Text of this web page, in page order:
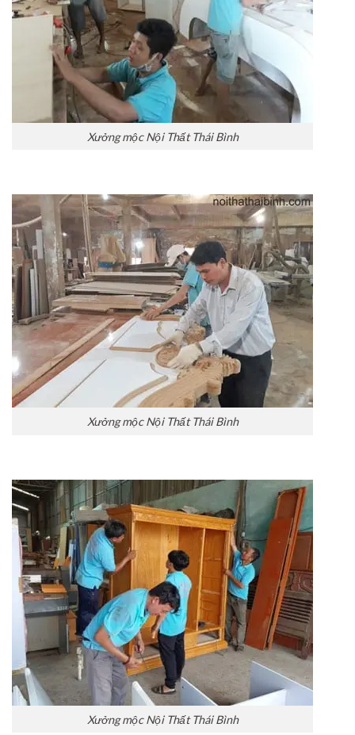
Xưởng mộc Nội Thất Thái Bình
Xưởng mộc Nội Thất Thái Bình
Xưởng mộc Nội Thất Thái Bình